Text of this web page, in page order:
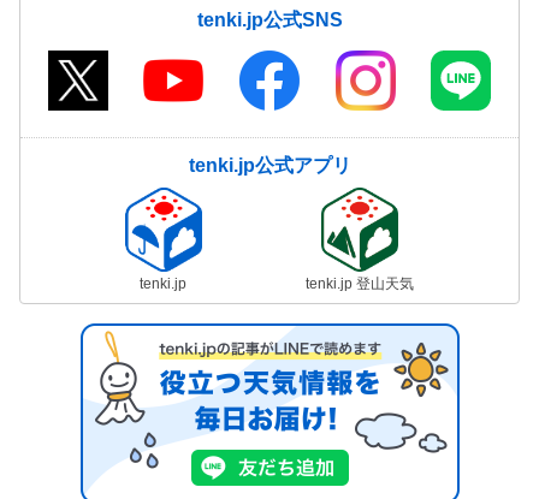
tenki.jp公式SNS
tenki.jp公式アプリ
tenki.jp tenki.jp 登山天気